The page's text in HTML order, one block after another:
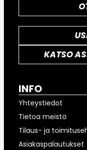
KATSO
INFO
Yhteystiedot
Tietoa meistä
Tilaus- ja
Asiakaspalautukset